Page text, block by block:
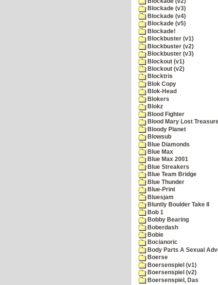
Blockade (v3)
Blockade (v4)
Blockade (v5)
Blockade!
Blockbuster (v1)
Blockbuster (v2)
Blockbuster (v3)
Blockout (v1)
Blockout (v2)
Blocktris
Blok Copy
Blok-Head
Blokers
Blokz
Blood Fighter
Blood Mary Lost
Bloody Planet
Blowsub
Blue Diamonds
Blue Max
Blue Max 2001
Blue Streakers
Blue Team Bridge
Blue Thunder
Blue-Print
Bluesjam
Bluntly Boulder Take II
Bob 1
Bobby Bearing
Boberdash
Bobie
Bocianoric
Body Parts A Sexual
Boerse
Boersenspiel (v1)
Boersenspiel (v2)
Boersenspiel, Das